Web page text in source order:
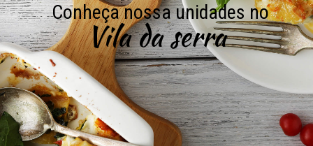
Conheça nossa unidades no
Vila da serra